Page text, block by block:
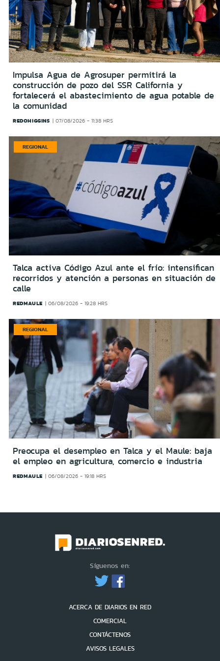
Impulsa Agua de Agrosuper permitirá la
construcción de pozo del SSR California y
fortalecerá el abastecimiento de agua potable de
la comunidad
REDOHIGGINS 07/08/2026 - 11:38 HRS
REGIONAL
Talca activa Código Azul ante el frío: intensifican
recorridos y atención a personas en situación de
calle
REDMAULE 06/08/2026 - 19:28 HRS
REGIONAL
Preocupa el desempleo en Talca y el Maule: baja
el empleo en agricultura, comercio e industria
REDMAULE 06/08/2026 - 19:18 HRS
Síguenos en:
ACERCA DE DIARIOS EN RED
COMERCIAL
CONTÁCTENOS
AVISOS LEGALES